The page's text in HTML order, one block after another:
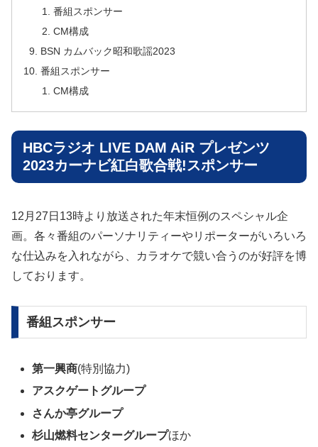
番組スポンサー
CM構成
BSN カムバック昭和歌謡2023
番組スポンサー
CM構成
HBCラジオ LIVE DAM AiR プレゼンツ
2023カーナビ紅白歌合戦!スポンサー
12月27日13時より放送された年末恒例のスペシャル企
画。各々番組のパーソナリティーやリポーターがいろいろ
な仕込みを入れながら、カラオケで競い合うのが好評を博
しております。
番組スポンサー
第一興商(特別協力)
アスクゲートグループ
さんか亭グループ
杉山燃料センターグループほか